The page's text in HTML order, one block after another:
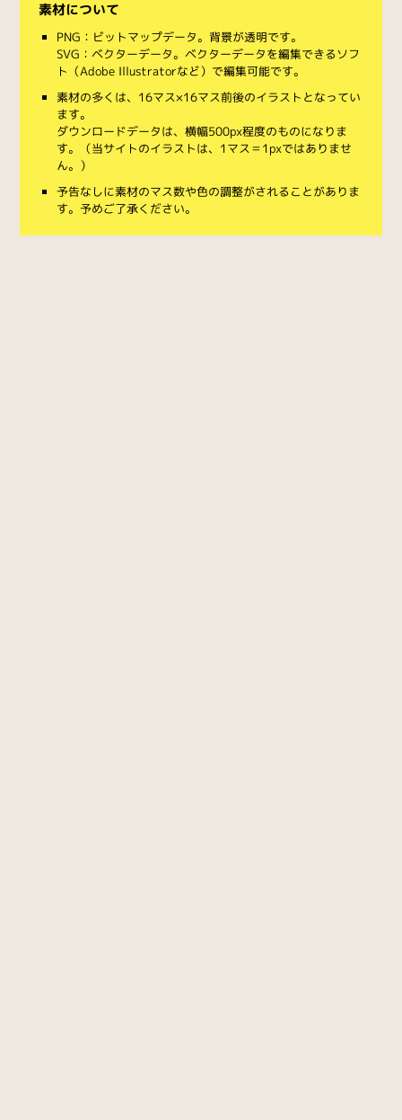
素材について
PNG：ビットマップデータ。背景が透明です。
SVG：ベクターデータ。ベクターデータを編集できるソフ
ト（Adobe Illustratorなど）で編集可能です。
素材の多くは、16マス×16マス前後のイラストとなってい
ます。
ダウンロードデータは、横幅500px程度のものになりま
す。（当サイトのイラストは、1マス＝1pxではありませ
ん。）
予告なしに素材のマス数や色の調整がされることがありま
す。予めご了承ください。